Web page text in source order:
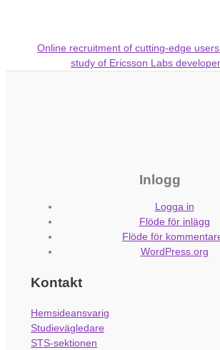
Online recruitment of cutting-edge
study of Ericsson Labs
Inlogg
Logga in
Flöde för inlägg
Flöde för
WordPress.org
Kontakt
Hemsideansvarig
Studievägledare
STS-sektionen